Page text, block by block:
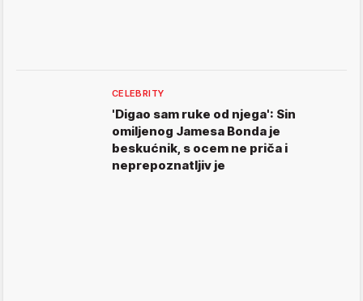
CELEBRITY
'Digao sam ruke od njega': Sin
omiljenog Jamesa Bonda je
beskućnik, s ocem ne priča i
neprepoznatljiv je